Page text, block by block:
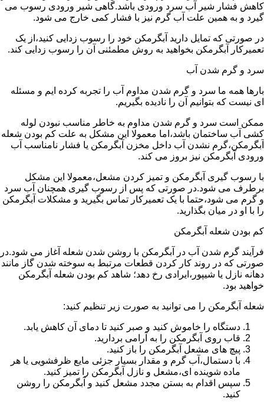
کاهش فشار شیر آب سرد ورودی باشد.گاهی شیر ورودی رسوب می
گیرد و به همین علت آب گرم نیز با فشار کمی خارج می شود.
در صورتی که تمایل دارید آبگرمکن خود را رسوب زدایی کنید،از یک
تعمیرکار آبگرمکن بخواهید به روش مطمئنی آن را رسوب زدایی کند.
سرد و گرم شدن آب
بارها همه ما سرد و گرم شدن مداوم آب را تجربه کرده ایم و مسئله
ای نیست که بتوانیم آن را نادیده بگیریم.
ممکن است سرد و گرم شدن مداوم به خاطر مناسب نبودن لوله
کشی آب ساختمان باشد،اما معمولا این مشکل به علت کم بودن شعله
آبگرمکن،گرم نشدن آب داخل مخزن آبگرمکن یا فشار نامناسب آب
ورودی آبگرمکن نیز بروز می کند.
با رسوب گیری آبگرمکن و تمیز کردن مشعل،معمولا این مشکل
برطرف می شود.در صورتی که پس از رسوب گیری همچنان آب سرد
و گرم می شود،حتما با یک تعمیرکار تماس بگیرید و مشکلات آبگرمکن
را با او در میان بگذارید.
کم بودن شعله آبگرمکن
فرآیند گرم شدن آب در آبگرمکن با روشن شدن شعله آغاز می شود.در
صورتی که در روند کار کردن قطعات مرتبط به سوخته شدن گاز مانند
دهانه نازل یا شیپور،ایرادی رخ دهد؛ شاهد کم بودن شعله آبگرمکن
خواهید بود.
شعله آبگرمکن را می توانید به صورت زیر تنظیم کنید:
دستگاه را خاموش کنید و صبر کنید تا دمای آن کاهش یابد.
قاب روی آبگرمکن را به آرامی بردارید.
پیچ های مشعل آبگرمکن را باز کنید.
با دستمال،آب گرم و مقدار بسیار جزئی مایع ظرفشویی یا هر
ماده شوینده ای،مشعل و نازل آبگرمکن را تمیز کنید.
سپس اقدام به بستن مجدد مشعل کنید و آبگرمکن را روشن
کنید.